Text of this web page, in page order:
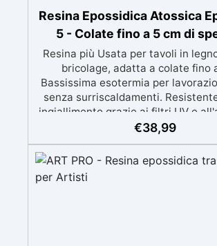
Resina Epossidica Atossica
5 - Colate fino a 5 cm di
Resina più Usata per tavoli in
bricolage, adatta a colate fino
Bassissima esotermia per
senza surriscaldamenti.
ingiallimento grazie ai filtri UV e
meccanica. Bassa viscosità per
BPA/VOC free e certificata per il
prolungato con la pelle.
€38,99